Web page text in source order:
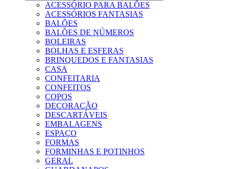
ACESSÓRIO PARA BALÕES
ACESSÓRIOS FANTASIAS
BALÕES
BALÕES DE NÚMEROS
BOLEIRAS
BOLHAS E ESFERAS
BRINQUEDOS E FANTASIAS
CASA
CONFEITARIA
CONFEITOS
COPOS
DECORAÇÃO
DESCARTÁVEIS
EMBALAGENS
ESPAÇO
FORMAS
FORMINHAS E POTINHOS
GERAL